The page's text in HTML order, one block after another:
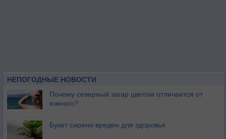
НЕПОГОДНЫЕ НОВОСТИ
Почему северный загар цветом отличается от
южного?
Букет сирени вреден для здоровья